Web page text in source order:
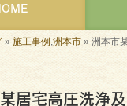
» 施工事例,洲本市 » 洲本市
居宅高圧洗浄